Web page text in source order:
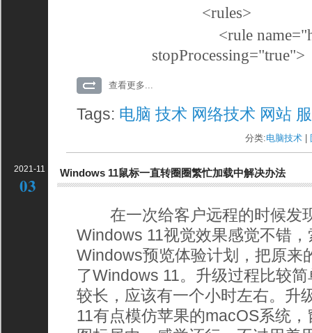
<rules>
<rule name="http
stopProcessing="true">
查看更多...
Tags: 电脑 技术 网络技术 网站
分类:电脑技术
2021-11
03
Windows 11鼠标一直转圈圈繁忙加载中解决办法
在一次给客户远程的时候发
Windows 11视觉效果感觉不错
Windows预览体验计划，把原来
了Windows 11。升级过程比较
较长，应该有一个小时左右。升
11有点模仿苹果的macOS系统